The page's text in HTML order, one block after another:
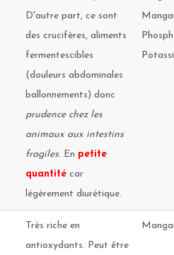
D'autre part, ce sont
des crucifères, aliments
fermentescibles
(douleurs abdominales
ballonnements) donc
prudence chez les
animaux aux intestins
fragiles. En petite
quantité car
légèrement diurétique.
Très riche en
antioxydants. Peut être